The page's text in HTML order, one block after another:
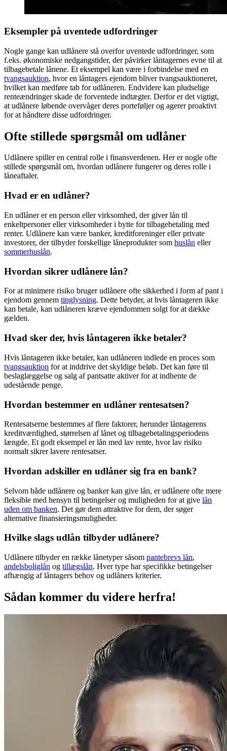
Eksempler på uventede udfordringer
Nogle gange kan udlånere stå overfor uventede udfordringer, som
f.eks. økonomiske nedgangstider, der påvirker låntagernes evne til at
tilbagebetale lånene. Et eksempel kan være i forbindelse med en
tvangsauktion, hvor en låntagers ejendom bliver tvangsauktioneret,
hvilket kan medføre tab for udlåneren. Endvidere kan pludselige
renteændringer skade de forventede indtægter. Derfor er det vigtigt,
at udlånere løbende overvåger deres porteføljer og agerer proaktivt
for at håndtere disse udfordringer.
Ofte stillede spørgsmål om udlåner
Udlånere spiller en central rolle i finansverdenen. Her er nogle ofte
stillede spørgsmål om, hvordan udlånere fungerer og deres rolle i
låneaftaler.
Hvad er en udlåner?
En udlåner er en person eller virksomhed, der giver lån til
enkeltpersoner eller virksomheder i bytte for tilbagebetaling med
renter. Udlånere kan være banker, kreditforeninger eller private
investorer, der tilbyder forskellige låneprodukter som huslån eller
sommerhuslån.
Hvordan sikrer udlånere lån?
For at minimere risiko bruger udlånere ofte sikkerhed i form af pant i
ejendom gennem tinglysning. Dette betyder, at hvis låntageren ikke
kan betale, kan udlåneren kræve ejendommen solgt for at dække
gælden.
Hvad sker der, hvis låntageren ikke betaler?
Hvis låntageren ikke betaler, kan udlåneren indlede en proces som
tvangsauktion for at inddrive det skyldige beløb. Det kan føre til
beslaglæggelse og salg af pantsatte aktiver for at indhente de
udestående penge.
Hvordan bestemmer en udlåner rentesatsen?
Rentesatserne bestemmes af flere faktorer, herunder låntagerens
kreditværdighed, størrelsen af lånet og tilbagebetalingsperiodens
længde. Et godt eksempel er lån med lav rente, hvor lav risiko
normalt sikrer lavere rentesatser.
Hvordan adskiller en udlåner sig fra en bank?
Selvom både udlånere og banker kan give lån, er udlånere ofte mere
fleksible med hensyn til betingelser og muligheden for at give lån
uden om banken. Det gør dem attraktive for dem, der søger
alternative finansieringsmuligheder.
Hvilke slags udlån tilbyder udlånere?
Udlånere tilbyder en række lånetyper såsom pantebrevs lån,
andelsboliglån og tillægslån. Hver type har specifikke betingelser
afhængig af låntagers behov og udlåners kriterier.
Sådan kommer du videre herfra!